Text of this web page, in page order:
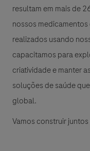
resultam em mais de
nossos
realizados usando
capacitamos para
criatividade e manter
soluções de saúde
global.
Vamos construir